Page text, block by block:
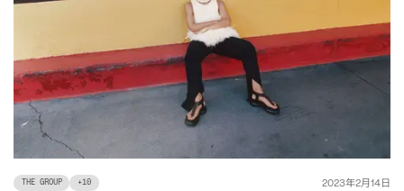
THE GROUP +10 2023年2月14日